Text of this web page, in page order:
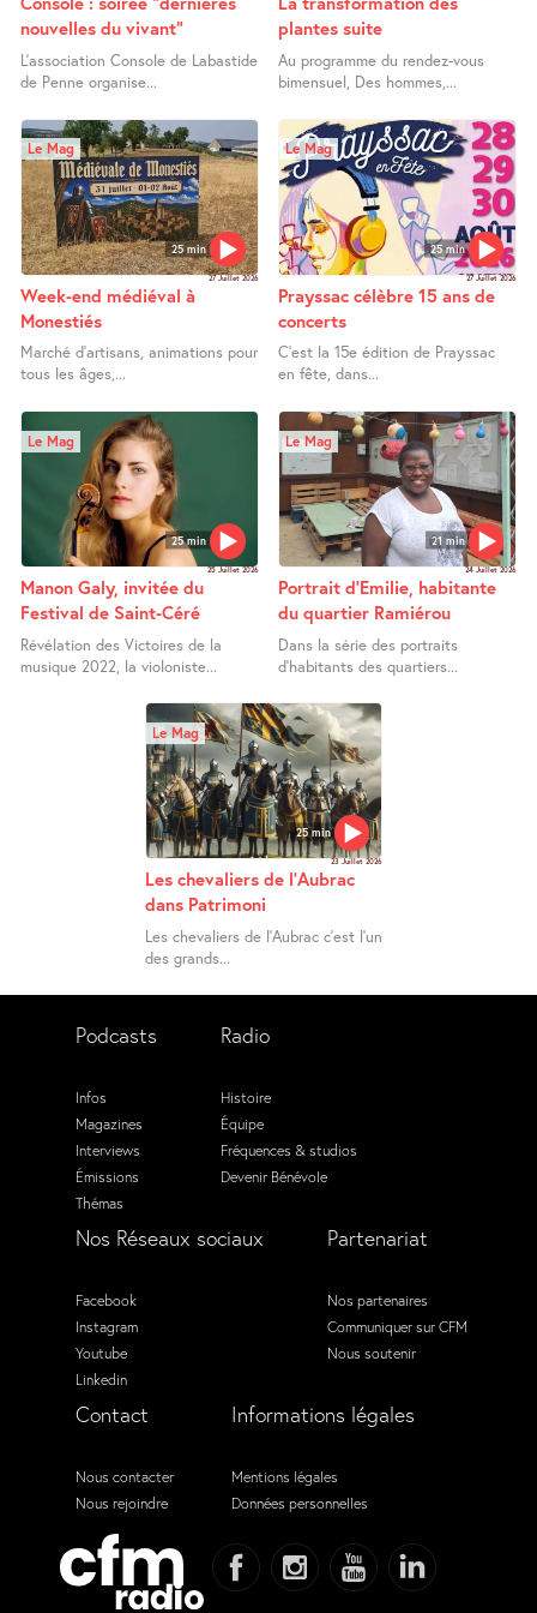
nouvelles du vivant"
L’association Console de Labastide
de Penne organise...
plantes suite
Au programme du rendez-vous
bimensuel, Des hommes,...
25 min
Le Mag
27 Juillet 2026
Week-end médiéval à
Monestiés
Marché d’artisans, animations pour
tous les âges,...
25 min
Le Mag
27 Juillet 2026
Prayssac célèbre 15 ans de
concerts
C’est la 15e édition de Prayssac
en fête, dans...
25 min
Le Mag
25 Juillet 2026
Manon Galy, invitée du
Festival de Saint-Céré
Révélation des Victoires de la
musique 2022, la violoniste...
21 min
Le Mag
24 Juillet 2026
Portrait d’Emilie, habitante
du quartier Ramiérou
Dans la série des portraits
d’habitants des quartiers...
25 min
Le Mag
23 Juillet 2026
Les chevaliers de l’Aubrac
dans Patrimoni
Les chevaliers de l’Aubrac c’est l’un
des grands...
Podcasts
Infos
Magazines
Interviews
Émissions
Thémas
Radio
Histoire
Équipe
Fréquences & studios
Devenir Bénévole
Nos Réseaux sociaux
Facebook
Instagram
Youtube
Linkedin
Partenariat
Nos partenaires
Communiquer sur CFM
Nous soutenir
Contact
Nous contacter
Nous rejoindre
Informations légales
Mentions légales
Données personnelles